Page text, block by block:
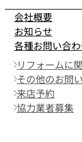
会社概要
お知らせ
各種お問い合
リフォームに
その他のお問
来店予約
協力業者募集